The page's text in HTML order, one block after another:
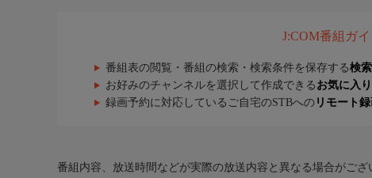
J:COM番組ガ
番組表の閲覧・番組の検索・検索条件を保存する検
お好みのチャンネルを選択して作成できる お気に入
録画予約に対応しているご自宅のSTBへの リモート
番組内容、放送時間などが実際の放送内容と異なる場合がござ